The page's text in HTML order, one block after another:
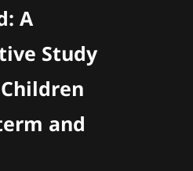
A
Study
and